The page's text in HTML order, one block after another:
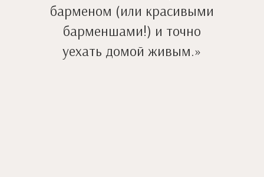
барменом (или красивыми
барменшами!) и точно
уехать домой живым.»